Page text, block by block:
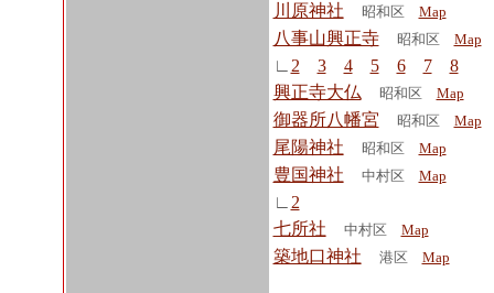
川原神社 昭和区 Map
八事山興正寺 昭和区 Map
∟ 2 3 4 5 6 7
8
興正寺大仏
昭和区 Map
御器所八幡宮 昭和区 Map
尾陽神社 昭和区 Map
豊国神社 中村区 Map
∟ 2
七所社
中村区 Map
築地口神社 港区 Map